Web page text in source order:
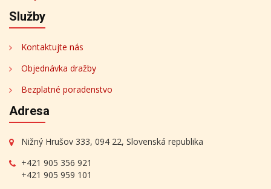
Služby
Kontaktujte nás
Objednávka dražby
Bezplatné poradenstvo
Adresa
Nižný Hrušov 333, 094 22, Slovenská republika
+421 905 356 921
+421 905 959 101